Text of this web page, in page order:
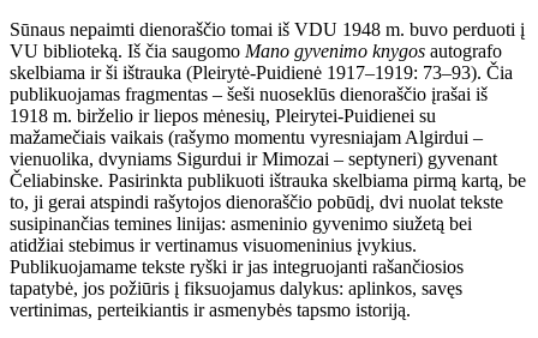
Sūnaus nepaimti dienoraščio tomai iš VDU 1948 m. buvo perduoti į
VU biblioteką. Iš čia saugomo Mano gyvenimo knygos autografo
skelbiama ir ši ištrauka (Pleirytė-Puidienė 1917–1919: 73–93). Čia
publikuojamas fragmentas – šeši nuoseklūs dienoraščio įrašai iš
1918 m. birželio ir liepos mėnesių, Pleirytei-Puidienei su
mažamečiais vaikais (rašymo momentu vyresniajam Algirdui –
vienuolika, dvyniams Sigurdui ir Mimozai – septyneri) gyvenant
Čeliabinske. Pasirinkta publikuoti ištrauka skelbiama pirmą kartą, be
to, ji gerai atspindi rašytojos dienoraščio pobūdį, dvi nuolat tekste
susipinančias temines linijas: asmeninio gyvenimo siužetą bei
atidžiai stebimus ir vertinamus visuomeninius įvykius.
Publikuojamame tekste ryški ir jas integruojanti rašančiosios
tapatybė, jos požiūris į fiksuojamus dalykus: aplinkos, savęs
vertinimas, perteikiantis ir asmenybės tapsmo istoriją.